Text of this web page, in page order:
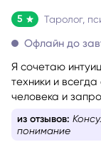
Юлианна
5
Офлайн до
Я сочетаю
техники и
человека и
жизни